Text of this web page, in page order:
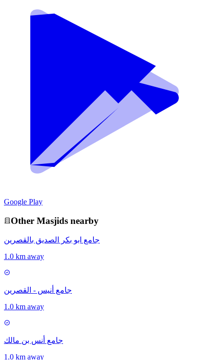
Google Play
Other Masjids nearby
جامع ابو بكر الصديق بالقصرين
1.0 km away
جامع أنيس - القصرين
1.0 km away
جامع أنس بن مالك
1.0 km away